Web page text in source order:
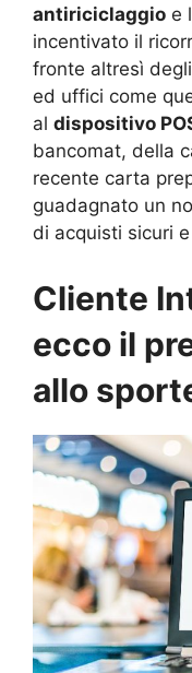
antiriciclaggio e
incentivato il
fronte altresì
ed uffici come
al dispositivo
bancomat, della
recente carta
guadagnato un
di acquisti sicuri
Cliente
ecco il
allo